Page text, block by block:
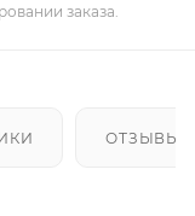
заказа.
ОТЗЫВЫ